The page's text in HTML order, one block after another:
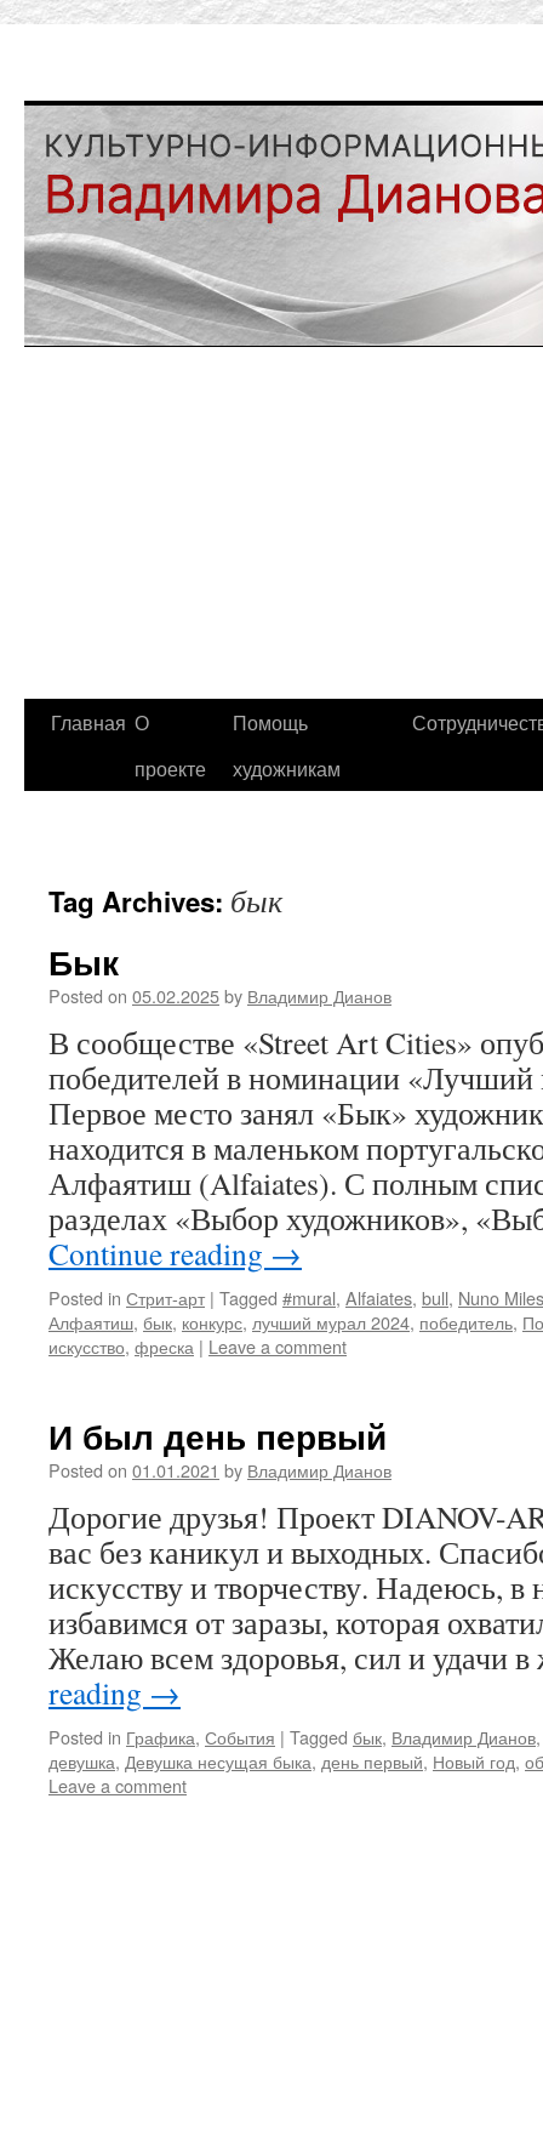
Главная О
проекте
Помощь
художникам
Tag Archives: бык
Бык
Posted on 05.02.2025by Владимир Дианов
В сообществе «Street Art Cities»
победителей в номинации «Лучший
Первое место занял «Бык»
находится в маленьком
Алфаятиш (Alfaiates). С полным
разделах «Выбор художников»,
Continue reading →
Posted in Стрит-арт | Tagged #mural, Alfaiates, bull, Nuno Miles
Алфаятиш, бык, конкурс, лучший мурал 2024, победитель,
искусство, фреска | Leave a comment
И был день первый
Posted on 01.01.2021 by Владимир Дианов
Дорогие друзья! Проект DIANOV-
вас без каникул и выходных.
искусству и творчеству. Надеюсь,
избавимся от заразы, которая
Желаю всем здоровья, сил и
reading →
Posted in Графика, События | Tagged бык, Владимир Дианов
девушка, Девушка несущая быка, день первый, Новый год,
Leave a comment